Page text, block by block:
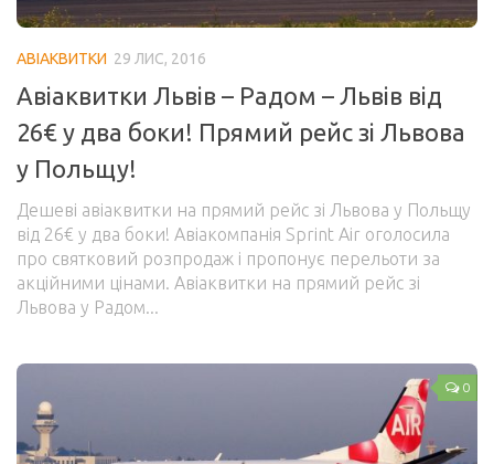
Автобуси
Поїзди
Порадник
Авіаквитки лоукостів
АВІАКВИТКИ 29 ЛИС, 2016
Авіаквитки Львів – Радом – Львів від
26€ у два боки! Прямий рейс зі Львова
у Польщу!
Дешеві авіаквитки на прямий рейс зі Львова у Польщу
від 26€ у два боки! Авіакомпанія Sprint Air оголосила
про святковий розпродаж і пропонує перельоти за
акційними цінами. Авіаквитки на прямий рейс зі
Львова у Радом...
0